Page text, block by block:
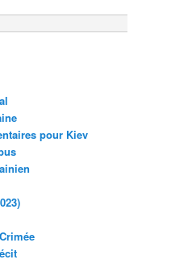
pour Kiev